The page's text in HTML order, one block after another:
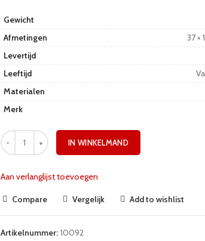
Gewicht
Afmetingen
37 ×
Levertijd
Leeftijd
Materialen
Merk
IN WINKELMAND
Aan verlanglijst toevoegen
Compare Vergelijk Add to wishlist
Artikelnummer: 10092